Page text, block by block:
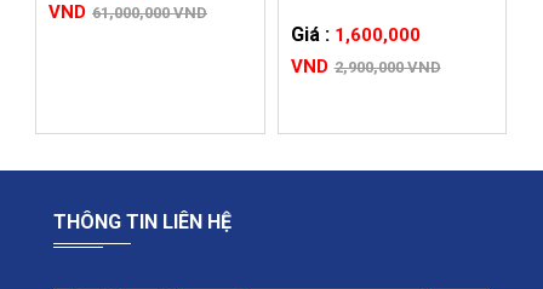
VND 61,000,000 VND
Giá : 1,600,000
VND 2,900,000 VND
THÔNG TIN LIÊN HỆ